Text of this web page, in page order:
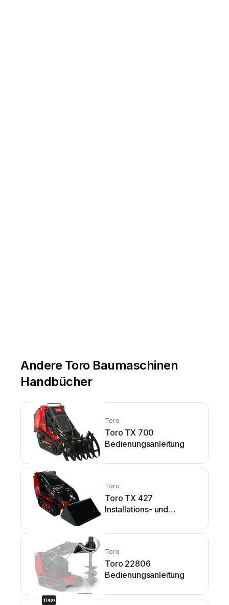
Andere Toro Baumaschinen
Handbücher
Toro
Toro TX 700
Bedienungsanleitung
Toro
Toro TX 427
Installations- und
Toro
Toro 22806
Bedienungsanleitung